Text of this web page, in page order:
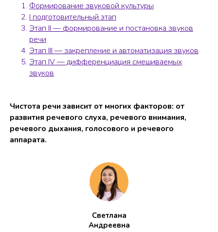
Формирование звуковой культуры
I подготовительный этап
Этап II — формирование и постановка звуков
речи
Этап III — закрепление и автоматизация звуков
Этап IV — дифференциация смешиваемых
звуков
Чистота речи зависит от многих факторов: от
развития речевого слуха, речевого внимания,
речевого дыхания, голосового и речевого
аппарата.
Светлана
Андреевна